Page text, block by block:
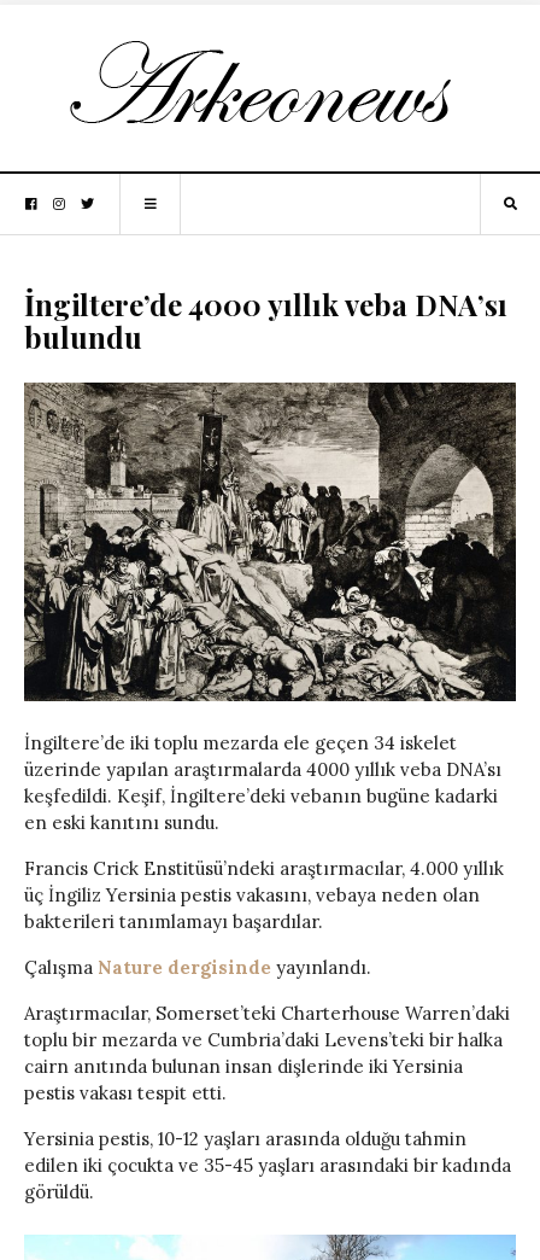
İngiltere’de 4000 yıllık veba DNA’sı
bulundu
İngiltere’de iki toplu mezarda ele geçen 34 iskelet
üzerinde yapılan araştırmalarda 4000 yıllık veba DNA’sı
keşfedildi. Keşif, İngiltere’deki vebanın bugüne kadarki
en eski kanıtını sundu.
Francis Crick Enstitüsü’ndeki araştırmacılar, 4.000 yıllık
üç İngiliz Yersinia pestis vakasını, vebaya neden olan
bakterileri tanımlamayı başardılar.
Çalışma Nature dergisinde yayınlandı.
Araştırmacılar, Somerset’teki Charterhouse Warren’daki
toplu bir mezarda ve Cumbria’daki Levens’teki bir halka
cairn anıtında bulunan insan dişlerinde iki Yersinia
pestis vakası tespit etti.
Yersinia pestis, 10-12 yaşları arasında olduğu tahmin
edilen iki çocukta ve 35-45 yaşları arasındaki bir kadında
görüldü.